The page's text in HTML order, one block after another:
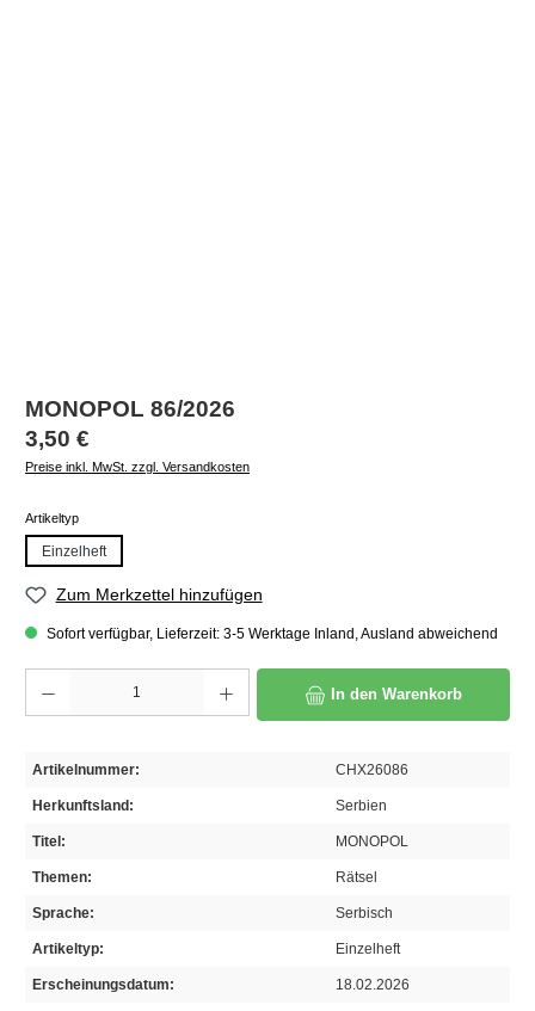
MONOPOL 86/2026
Regulärer Preis:
3,50 €
Preise inkl. MwSt. zzgl. Versandkosten
Artikeltypauswählen
Einzelheft
Zum Merkzettel hinzufügen
Sofort verfügbar, Lieferzeit: 3-5 Werktage Inland, Ausland abweichend
In den Warenkorb
Artikelnummer: CHX26086
Herkunftsland: Serbien
Titel: MONOPOL
Themen: Rätsel
Sprache: Serbisch
Artikeltyp: Einzelheft
Erscheinungsdatum: 18.02.2026